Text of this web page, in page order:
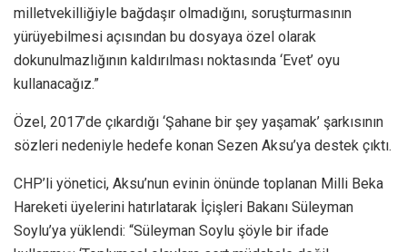
milletvekilliğiyle bağdaşır olmadığını, soruşturmasının
yürüyebilmesi açısından bu dosyaya özel olarak
dokunulmazlığının kaldırılması noktasında ‘Evet’ oyu
kullanacağız.”
Özel, 2017’de çıkardığı ‘Şahane bir şey yaşamak’ şarkısının
sözleri nedeniyle hedefe konan Sezen Aksu’ya destek çıktı.
CHP’li yönetici, Aksu’nun evinin önünde toplanan Milli Beka
Hareketi üyelerini hatırlatarak İçişleri Bakanı Süleyman
Soylu’ya yüklendi: “Süleyman Soylu şöyle bir ifade